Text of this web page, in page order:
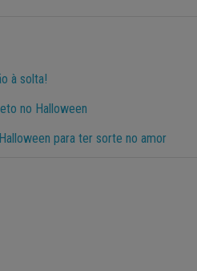
à solta!
no Halloween
para ter sorte no amor